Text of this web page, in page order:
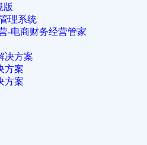
版
理系统
-电商财务经营管家
决方案
方案
方案